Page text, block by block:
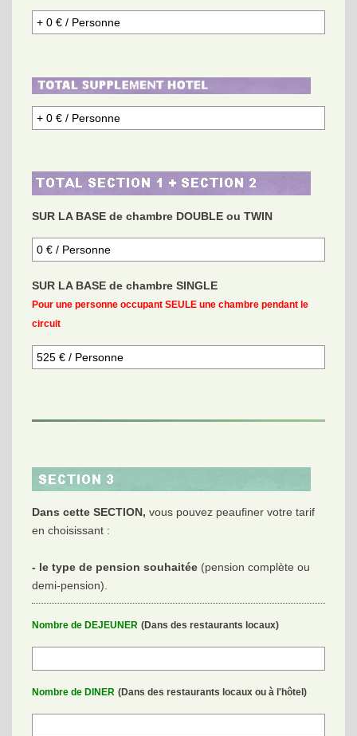
SUR LA BASE de chambre DOUBLE ou TWIN
SUR LA BASE de chambre SINGLE
Pour une personne occupant SEULE une chambre pendant le
circuit
Dans cette SECTION, vous pouvez peaufiner votre tarif
en choisissant :
- le type de pension souhaitée (pension complète ou
demi-pension).
Nombre de DEJEUNER (Dans des restaurants locaux)
Nombre de DINER (Dans des restaurants locaux ou à l'hôtel)